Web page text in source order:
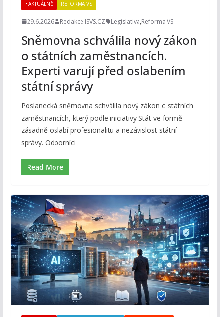
• AKTUÁLNĚ REFORMA VS
29.6.2026 Redakce ISVS.CZ Legislativa,Reforma VS
Sněmovna schválila nový zákon
o státních zaměstnancích.
Experti varují před oslabením
státní správy
Poslanecká sněmovna schválila nový zákon o státních
zaměstnancích, který podle iniciativy Stát ve formě
zásadně oslabí profesionalitu a nezávislost státní
správy. Odborníci
Read More